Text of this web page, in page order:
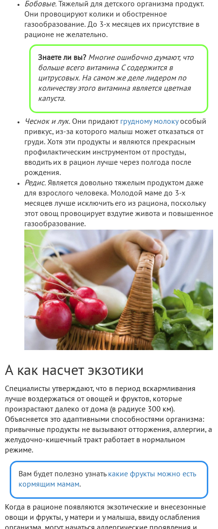
Бобовые. Тяжелый для детского организма продукт.
Они провоцируют колики и обостренное
газообразование. До 3-х месяцев их присутствие в
рационе не желательно.
Знаете ли вы? Многие ошибочно думают, что
больше всего витамина C содержится в
цитрусовых. На самом же деле лидером по
количеству этого витамина является цветная
капуста.
Чеснок и лук. Они придают грудному молокуособый
привкус, из-за которого малыш может отказаться от
груди. Хотя эти продукты и являются прекрасным
профилактическим инструментом от простуды,
вводить их в рацион лучше через полгода после
рождения.
Редис. Является довольно тяжелым продуктом даже
для взрослого человека. Молодой маме до 3-х
месяцев лучше исключить его из рациона, поскольку
этот овощ провоцирует вздутие живота и повышенное
газообразование.
А как насчет экзотики
Специалисты утверждают, что в период вскармливания
лучше воздержаться от овощей и фруктов, которые
произрастают далеко от дома (в радиусе 300 км).
Объясняется это адаптивными способностями организма:
привычные продукты не вызывают отторжения, аллергии, а
желудочно-кишечный тракт работает в нормальном
режиме.
Вам будет полезно узнать какие фрукты можно есть
кормящим мамам.
Когда в рационе появляются экзотические и внесезонные
овощи и фрукты, у матери и у малыша, ввиду ослабления